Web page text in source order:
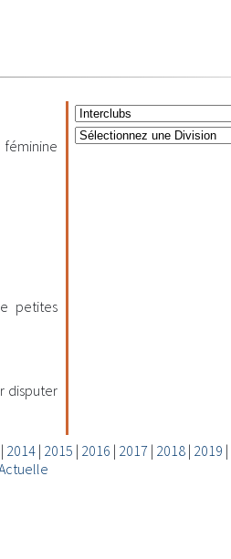
petites
disputer
| 2014| 2015 | 2016 | 2017 | 2018| 2019 |